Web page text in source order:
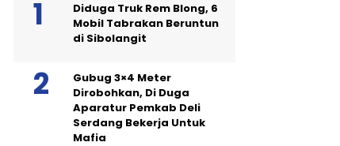
Diduga Truk Rem Blong, 6
Mobil Tabrakan Beruntun
di Sibolangit
Gubug 3×4 Meter
Dirobohkan, Di Duga
Aparatur Pemkab Deli
Serdang Bekerja Untuk
Mafia